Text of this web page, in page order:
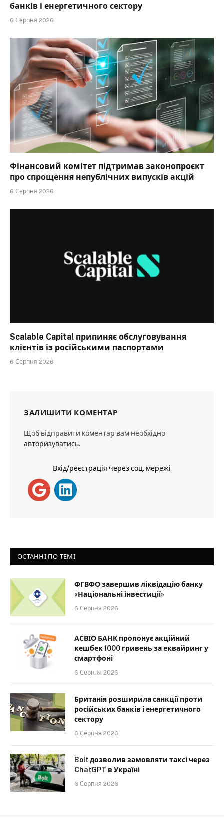
банків і енергетичного сектору
6 Серпня 2026
Фінансовий комітет підтримав законопроєкт
про спрощення непублічних випусків акцій
6 Серпня 2026
Scalable Capital припиняє обслуговування
клієнтів із російськими паспортами
6 Серпня 2026
ЗАЛИШИТИ КОМЕНТАР
Щоб відправити коментар вам необхідно
авторизуватись.
Вхід/реєстрація через соц. мережі
ОСТАННІ ПО ТЕМІ
ФГВФО завершив ліквідацію банку
«Національні інвестиції»
6 Серпня 2026
АСВІО БАНК пропонує акційний
кешбек 1000 гривень за еквайринг у
смартфоні
6 Серпня 2026
Британія розширила санкції проти
російських банків і енергетичного
сектору
6 Серпня 2026
Bolt дозволив замовляти таксі через
ChatGPT в Україні
6 Серпня 2026